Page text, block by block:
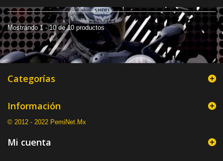
Mostrando 1 - 10 de 10 productos
Categorías
Información
© 2012 - 2022 PemiNet.Mx
Mi cuenta